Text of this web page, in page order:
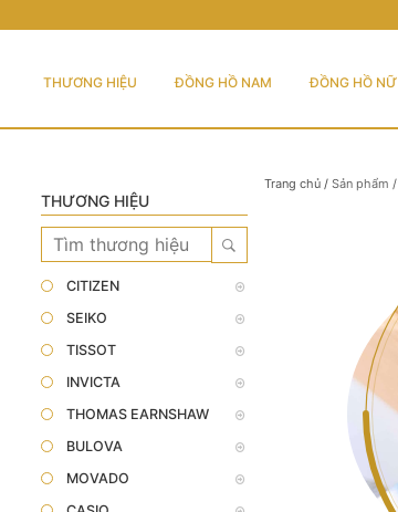
THƯƠNG HIỆU ĐỒNG HỒ NAM ĐỒNG HỒ NỮ
THƯƠNG HIỆU
CITIZEN
SEIKO
TISSOT
INVICTA
THOMAS EARNSHAW
BULOVA
MOVADO
Trang chủ/ Sản phẩm /